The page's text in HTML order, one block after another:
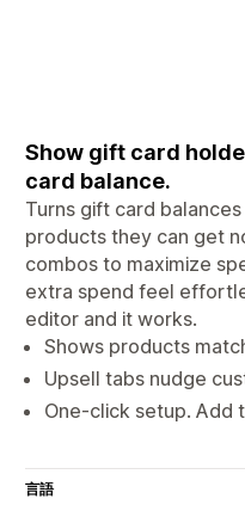
Show gift card
card balance.
Turns gift card
products they can get
combos to maximize
extra spend feel
editor and it works.
Shows products
Upsell tabs nudge
One-click setup. Add
言語